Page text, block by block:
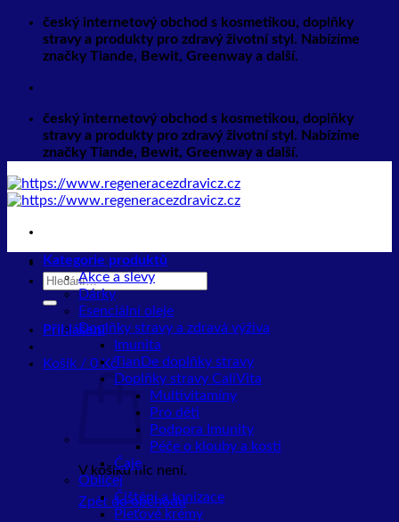
Přeskočit
obsah
český internetový obchod s kosmetikou, doplňky
stravy a produkty pro zdravý životní styl. Nabízíme
značky Tiande, Bewit, Greenway a další.
český internetový obchod s kosmetikou, doplňky
stravy a produkty pro zdravý životní styl. Nabízíme
značky Tiande, Bewit, Greenway a další.
Hledat:
Přihlášení
Košík / 0Kč
V košíku nic není.
Zpět do obchodu
Kategorie produktů
Akce a slevy
Dárky
Esenciální oleje
Doplňky stravy a zdravá výživa
Imunita
TianDe doplňky stravy
Doplňky stravy CaliVita
Multivitamíny
Pro děti
Podpora Imunity
Péče o klouby a kosti
Čaje
Obličej
Čištění a tonizace
Pleťové krémy